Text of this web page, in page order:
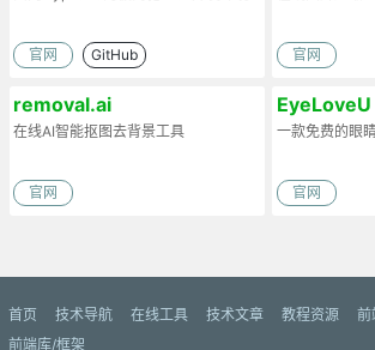
官网 GitHub 官网
removal.ai
在线AI智能抠图去背景工具
官网
EyeLoveU
一款免费的眼
官网
首页 技术导航 在线工具 技术文章 教程资源 前
前端库/框架